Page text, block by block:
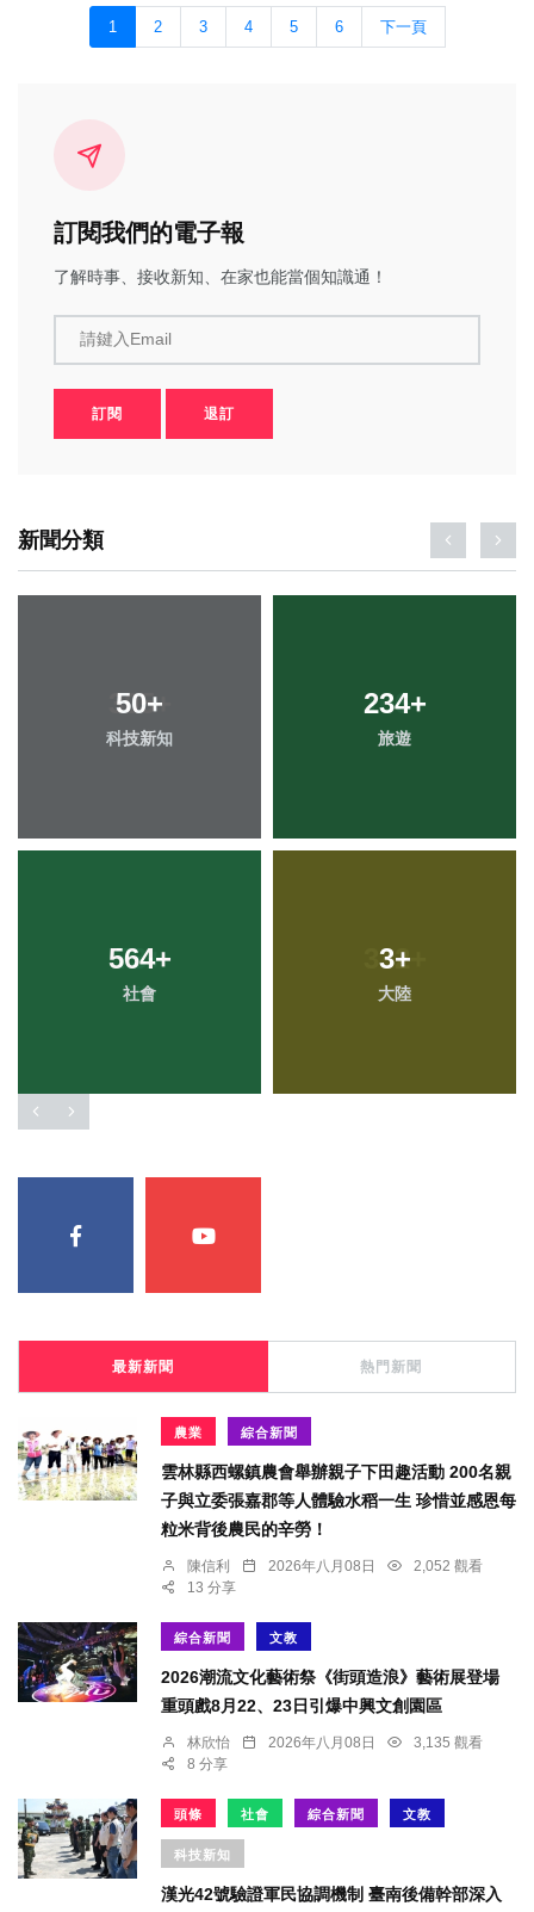
1 2 3 4 5 6 下一頁
訂閱我們的電子報
了解時事、接收新知、在家也能當個知識通！
請鍵入Email
訂閱 退訂
新聞分類
50+
科技新知
234+
旅遊
564+
社會
3+
大陸
最新新聞 熱門新聞
農業 綜合新聞
雲林縣西螺鎮農會舉辦親子下田趣活動 200名親
子與立委張嘉郡等人體驗水稻一生 珍惜並感恩每
粒米背後農民的辛勞！
陳信利 2026年八月08日
2,052 觀看
13 分享
綜合新聞 文教
2026潮流文化藝術祭《街頭造浪》藝術展登場
重頭戲8月22、23日引爆中興文創園區
林欣怡 2026年八月08日
3,135 觀看
8 分享
頭條 社會 綜合新聞 文教
科技新知
漢光42號驗證軍民協調機制 臺南後備幹部深入